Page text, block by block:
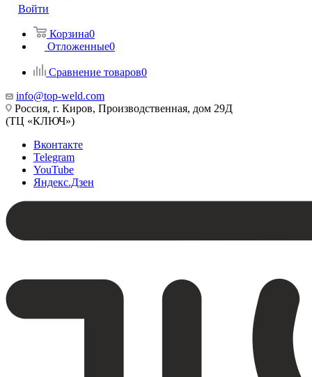
Войти
Корзина0
Отложенные0
Сравнение товаров0
info@top-weld.com
Россия, г. Киров, Производственная, дом 29Д
(ТЦ «КЛЮЧ»)
Вконтакте
Telegram
YouTube
Яндекс.Дзен